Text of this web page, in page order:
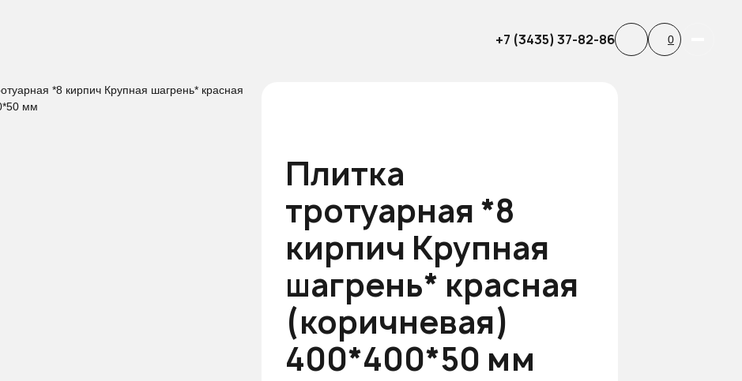
+7 (3435) 37-82-86 0
*8 КИРПИЧ КРУПНАЯ ШАГРЕНЬ* КРАСНАЯ (КОРИЧНЕВАЯ) 400*400*50 ММ
Плитка
тротуарная *8
кирпич Крупная
шагрень* красная
(коричневая)
400*400*50 мм